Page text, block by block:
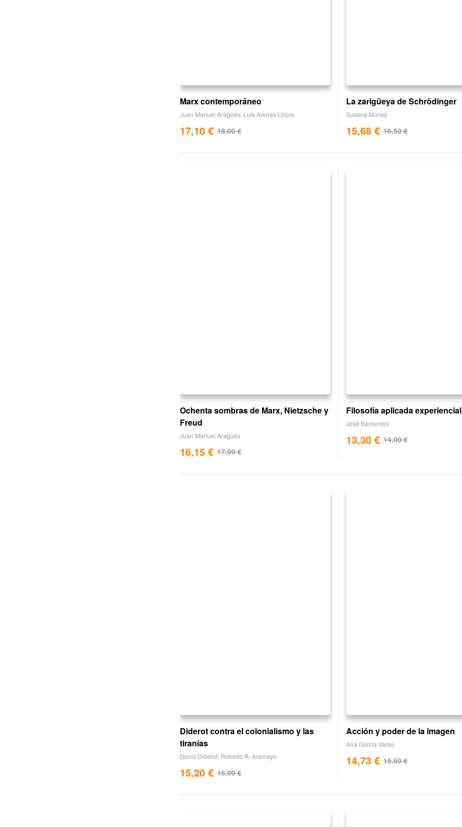
Marx contemporáneo
Juan Manuel Aragüés Luis Arenas Llopis
18,00€
17,10 €
La zarigüeya de Schrödinger
Susana Monsó
16,50€
15,68 €
Ochenta sombras de Marx, Nietzsche y
Freud
Juan Manuel Aragüés
17,00€
16,15 €
Filosofía aplicada experiencial
José Barrientos
14,00€
13,30 €
Diderot contra el colonialismo y las
tiranías
Denis Diderot Roberto R. Aramayo
16,00€
15,20 €
Acción y poder de la imagen
Ana García Varas
15,50€
14,73 €